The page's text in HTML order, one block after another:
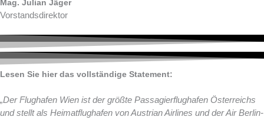
Mag. Julian Jäger
Vorstandsdirektor
Lesen Sie hier das vollständige Statement:
„Der Flughafen Wien ist der größte Passagierflughafen Österreichs
und stellt als Heimatflughafen von Austrian Airlines und der Air Berlin-